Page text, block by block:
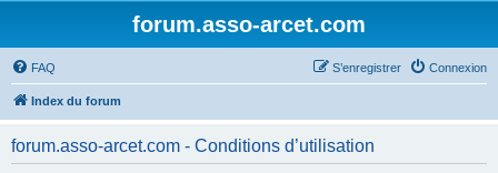
forum.asso-arcet.com
FAQ Connexion
S’enregistrer
Index du forum
forum.asso-arcet.com - Conditions d’utilisation